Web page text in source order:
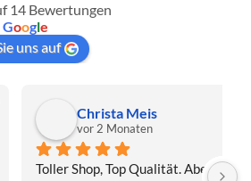
14 Bewertungen
Google
uns auf
Aber der absolute